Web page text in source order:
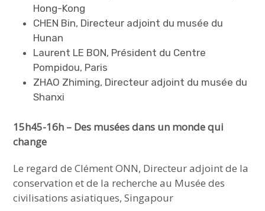
Hong-Kong
CHEN Bin, Directeur adjoint du musée du
Hunan
Laurent LE BON, Président du Centre
Pompidou, Paris
ZHAO Zhiming, Directeur adjoint du musée du
Shanxi
15h45-16h – Des musées dans un monde qui
change
Le regard de Clément ONN, Directeur adjoint de la
conservation et de la recherche au Musée des
civilisations asiatiques, Singapour